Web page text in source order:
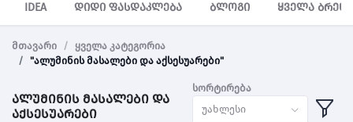
IDEA დიდი ფასდაკლება ბლოგი ყველა
მთავარი
ყველა კატეგორია
"ალუმინის მასალები და აქსესუარები"
ალუმინის მასალები და
აქსესუარები
სორტირება
უახლესი